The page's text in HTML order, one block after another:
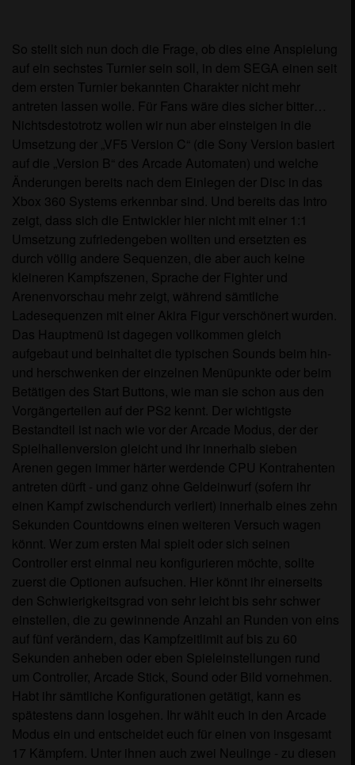
So stellt sich nun doch die Frage, ob dies eine Anspielung
auf ein sechstes Turnier sein soll, in dem SEGA einen seit
dem ersten Turnier bekannten Charakter nicht mehr
antreten lassen wolle. Für Fans wäre dies sicher bitter…
Nichtsdestotrotz wollen wir nun aber einsteigen in die
Umsetzung der „VF5 Version C“ (die Sony Version basiert
auf die „Version B“ des Arcade Automaten) und welche
Änderungen bereits nach dem Einlegen der Disc in das
Xbox 360 Systems erkennbar sind. Und bereits das Intro
zeigt, dass sich die Entwickler hier nicht mit einer 1:1
Umsetzung zufriedengeben wollten und ersetzten es
durch völlig andere Sequenzen, die aber auch keine
kleineren Kampfszenen, Sprache der Fighter und
Arenenvorschau mehr zeigt, während sämtliche
Ladesequenzen mit einer Akira Figur verschönert wurden.
Das Hauptmenü ist dagegen vollkommen gleich
aufgebaut und beinhaltet die typischen Sounds beim hin-
und herschwenken der einzelnen Menüpunkte oder beim
Betätigen des Start Buttons, wie man sie schon aus den
Vorgängerteilen auf der PS2 kennt. Der wichtigste
Bestandteil ist nach wie vor der Arcade Modus, der der
Spielhallenversion gleicht und ihr innerhalb sieben
Arenen gegen immer härter werdende CPU Kontrahenten
antreten dürft - und ganz ohne Geldeinwurf (sofern ihr
einen Kampf zwischendurch verliert) innerhalb eines zehn
Sekunden Countdowns einen weiteren Versuch wagen
könnt. Wer zum ersten Mal spielt oder sich seinen
Controller erst einmal neu konfigurieren möchte, sollte
zuerst die Optionen aufsuchen. Hier könnt ihr einerseits
den Schwierigkeitsgrad von sehr leicht bis sehr schwer
einstellen, die zu gewinnende Anzahl an Runden von eins
auf fünf verändern, das Kampfzeitlimit auf bis zu 60
Sekunden anheben oder eben Spieleinstellungen rund
um Controller, Arcade Stick, Sound oder Bild vornehmen.
Habt ihr sämtliche Konfigurationen getätigt, kann es
spätestens dann losgehen. Ihr wählt euch in den Arcade
Modus ein und entscheidet euch für einen von insgesamt
17 Kämpfern. Unter ihnen auch zwei Neulinge - zu diesen